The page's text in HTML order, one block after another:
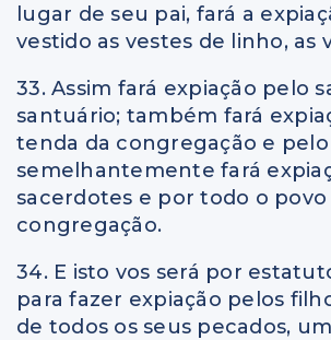
lugar de seu pai, fará a
vestido as vestes de linho, as
33. Assim fará expiação pelo
santuário; também fará
tenda da congregação e
semelhantemente fará
sacerdotes e por todo o povo
congregação.
34. E isto vos será por
para fazer expiação pelos
de todos os seus pecados,